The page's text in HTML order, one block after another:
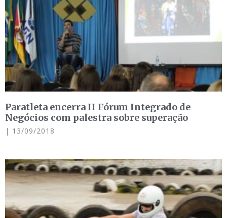
Paratleta encerra II Fórum Integrado de
Negócios com palestra sobre superação
13/09/2018